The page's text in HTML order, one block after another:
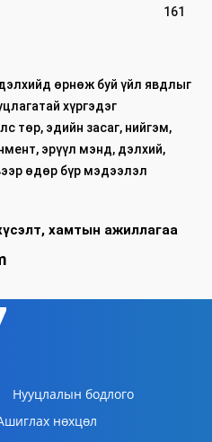
161
өрнөж буй үйл явдлыг
хүргэдэг
төр, эдийн засаг, нийгэм,
эрүүл мэнд, дэлхий,
өдөр бүр мэдээлэл
хамтын ажиллагаа
Нууцлалын бодлого
нөхцөл